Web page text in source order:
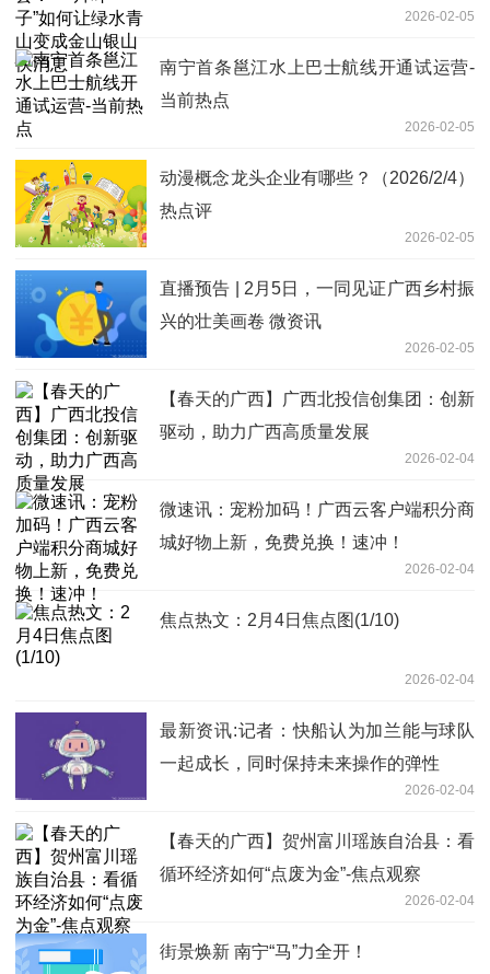
2026-02-05
南宁首条邕江水上巴士航线开通试运营-
当前热点
2026-02-05
动漫概念龙头企业有哪些？（2026/2/4）
热点评
2026-02-05
直播预告 | 2月5日，一同见证广西乡村振
兴的壮美画卷 微资讯
2026-02-05
【春天的广西】广西北投信创集团：创新
驱动，助力广西高质量发展
2026-02-04
微速讯：宠粉加码！广西云客户端积分商
城好物上新，免费兑换！速冲！
2026-02-04
焦点热文：2月4日焦点图(1/10)
2026-02-04
最新资讯:记者：快船认为加兰能与球队
一起成长，同时保持未来操作的弹性
2026-02-04
【春天的广西】贺州富川瑶族自治县：看
循环经济如何“点废为金”-焦点观察
2026-02-04
街景焕新 南宁“马”力全开！